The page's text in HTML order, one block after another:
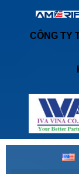
CÔNG TY